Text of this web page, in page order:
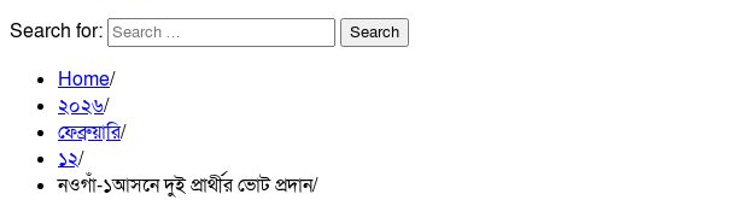
Search for:
Home
২০২৬
ফেব্রুয়ারি
১২
নওগাঁ-১আসনে দুই প্রার্থীর ভোট প্রদান